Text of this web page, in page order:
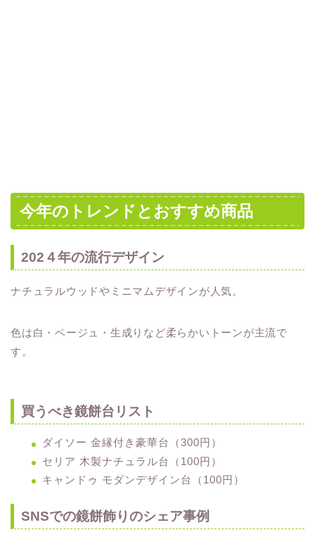
今年のトレンドとおすすめ商品
202４年の流行デザイン
ナチュラルウッドやミニマムデザインが人気。
色は白・ベージュ・生成りなど柔らかいトーンが主流で
す。
買うべき鏡餅台リスト
ダイソー 金縁付き豪華台（300円）
セリア 木製ナチュラル台（100円）
キャンドゥ モダンデザイン台（100円）
SNSでの鏡餅飾りのシェア事例